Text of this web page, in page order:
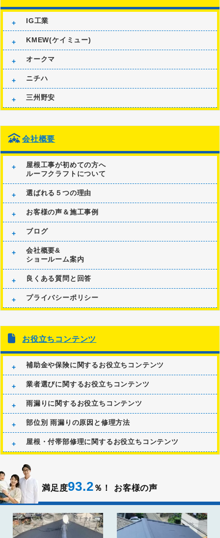
IG工業
KMEW(ケイミュー)
オークマ
ニチハ
三州野安
会社概要
屋根工事が初めての方へ
ルーフクラフトについて
選ばれる５つの理由
お客様の声＆施工事例
ブログ
会社概要&
ショールーム案内
良くある質問と回答
プライバシーポリシー
お役立ちコンテンツ
補助金や保険に関するお役立ちコンテンツ
業者選びに関するお役立ちコンテンツ
雨漏りに関するお役立ちコンテンツ
部位別 雨漏りの原因と修理方法
屋根・付帯部修理に関するお役立ちコンテンツ
満足度93.2 ％！ お客様の声